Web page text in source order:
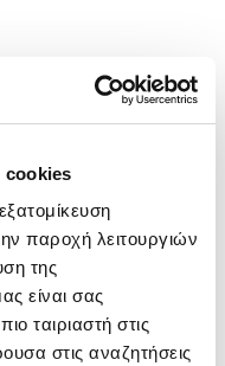
cookies
παροχή λειτουργιών
της
είναι σας
ταιριαστή στις
στις αναζητήσεις